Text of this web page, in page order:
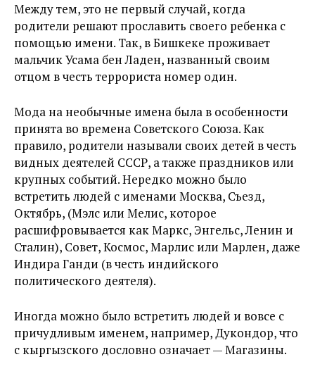
Между тем, это не первый случай, когда
родители решают прославить своего ребенка с
помощью имени. Так, в Бишкеке проживает
мальчик Усама бен Ладен, названный своим
отцом в честь террориста номер один.
Мода на необычные имена была в особенности
принята во времена Советского Союза. Как
правило, родители называли своих детей в честь
видных деятелей СССР, а также праздников или
крупных событий. Нередко можно было
встретить людей с именами Москва, Съезд,
Октябрь, (Мэлс или Мелис, которое
расшифровывается как Маркс, Энгельс, Ленин и
Сталин), Совет, Космос, Марлис или Марлен, даже
Индира Ганди (в честь индийского
политического деятеля).
Иногда можно было встретить людей и вовсе с
причудливым именем, например, Дукондор, что
с кыргызского дословно означает — Магазины.